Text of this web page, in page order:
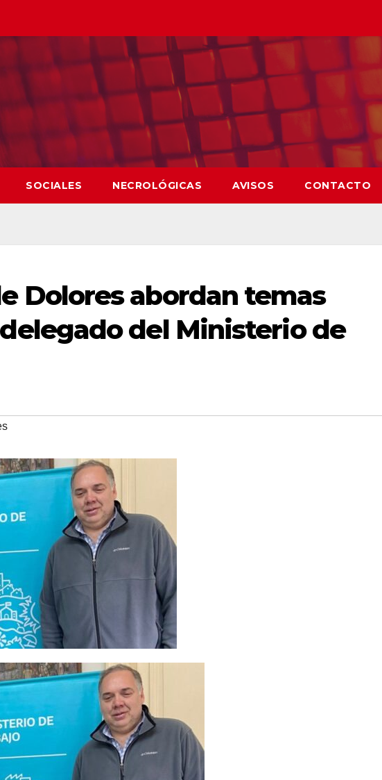
SOCIALES NECROLÓGICAS AVISOS CONTACTO
Dolores abordan temas
del Ministerio de